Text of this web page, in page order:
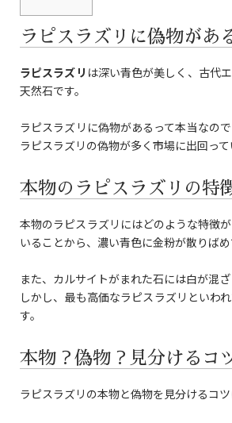
ラピスラズリに偽物があ
ラピスラズリ は深い青色が美しく、古代
天然石です。
ラピスラズリに偽物があるって本当なの
ラピスラズリの偽物が多く市場に出回って
本物のラピスラズリの特
本物のラピスラズリにはどのような特徴
いることから、濃い青色に金粉が散りば
また、カルサイトがまれた石には白が混
しかし、最も高価なラピスラズリといわ
す。
本物？偽物？見分けるコ
ラピスラズリの本物と偽物を見分けるコ